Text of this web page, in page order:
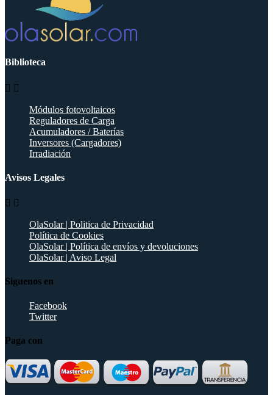
Biblioteca
 
Módulos fotovoltaicos
Reguladores de Carga
Acumuladores / Baterías
Inversores (Cargadores)
Irradiación
Avisos Legales
 
OlaSolar | Politica de Privacidad
Política de Cookies
OlaSolar | Política de envíos y devoluciones
OlaSolar | Aviso Legal
Siguenos en
Facebook
Twitter
Paga con